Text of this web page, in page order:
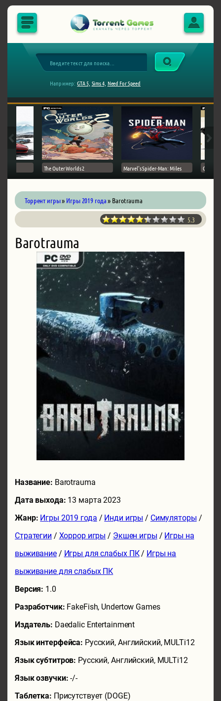
Например: GTA 5, Sims 4, Need For Speed
The Outer Worlds 2 Marvel's Spider-Man: Miles Ghost
Торрент игры» Игры 2019 года» Barotrauma
5.3
Barotrauma
Название: Barotrauma
Дата выхода: 13 марта 2023
Жанр: Игры 2019 года / Инди игры / Симуляторы /
Стратегии / Хоррор игры / Экшен игры / Игры на
выживание/ Игры для слабых ПК/ Игры на
выживание для слабых ПК
Версия: 1.0
Разработчик: FakeFish, Undertow Games
Издатель: Daedalic Entertainment
Язык интерфейса: Русский, Английский, MULTi12
Язык субтитров: Русский, Английский, MULTi12
Язык озвучки:-/-
Таблетка: Присутствует (DOGE)